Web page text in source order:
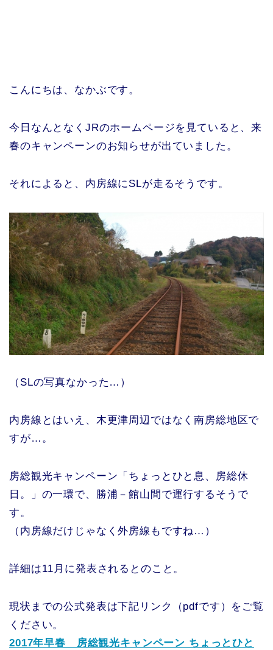
こんにちは、なかぶです。
今日なんとなくJRのホームページを見ていると、来
春のキャンペーンのお知らせが出ていました。
それによると、内房線にSLが走るそうです。
（SLの写真なかった…）
内房線とはいえ、木更津周辺ではなく南房総地区で
すが…。
房総観光キャンペーン「ちょっとひと息、房総休
日。」の一環で、勝浦－館山間で運行するそうで
す。
（内房線だけじゃなく外房線もですね…）
詳細は11月に発表されるとのこと。
現状までの公式発表は下記リンク（pdfです）をご覧
ください。
2017年早春 房総観光キャンペーン ちょっとひと